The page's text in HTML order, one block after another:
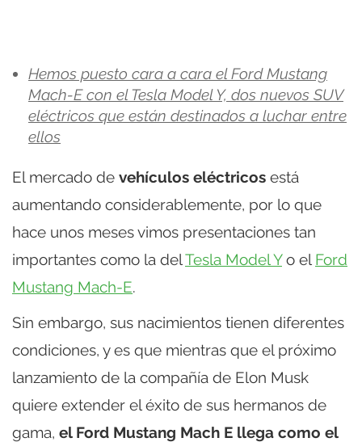
Hemos puesto cara a cara el Ford Mustang
Mach-E con el Tesla Model Y, dos nuevos SUV
eléctricos que están destinados a luchar entre
ellos
El mercado de vehículos eléctricos está
aumentando considerablemente, por lo que
hace unos meses vimos presentaciones tan
importantes como la delTesla Model Yo el Ford
Mustang Mach-E.
Sin embargo, sus nacimientos tienen diferentes
condiciones, y es que mientras que el próximo
lanzamiento de la compañía de Elon Musk
quiere extender el éxito de sus hermanos de
gama, el Ford Mustang Mach E llega como el